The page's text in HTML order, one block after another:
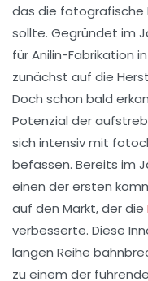
das die fotografische
sollte. Gegründet im
für Anilin-Fabrikation
zunächst auf die
Doch schon bald
Potenzial der
sich intensiv mit
befassen. Bereits im
einen der ersten
auf den Markt, der die
verbesserte. Diese
langen Reihe
zu einem der